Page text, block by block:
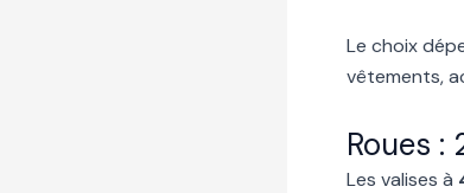
Le choix
vêtements,
Roues :
Les valises à